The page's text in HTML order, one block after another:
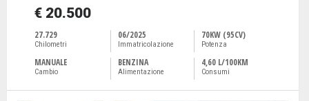
€ 20.500
27.729
Chilometri
06/2025
Immatricolazione
70KW (95CV)
Potenza
MANUALE
Cambio
BENZINA
Alimentazione
4,60 L/100KM
Consumi